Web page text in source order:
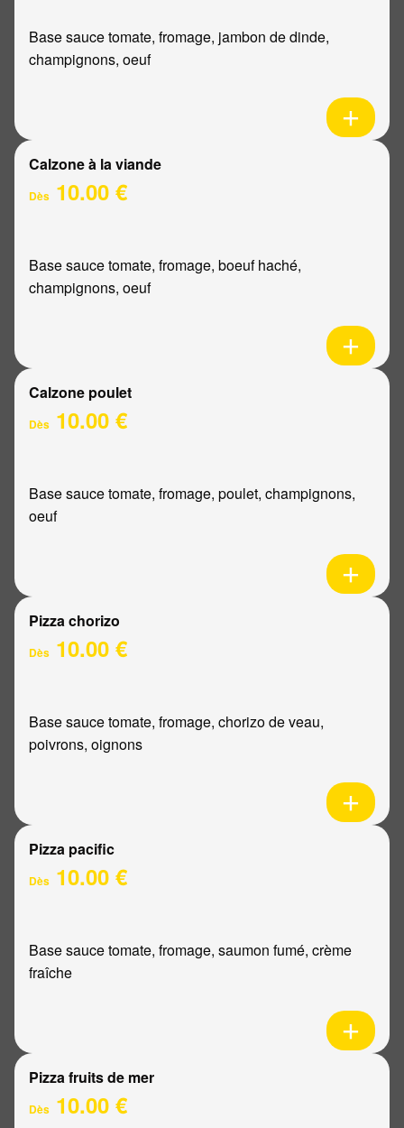
Base sauce tomate, fromage, jambon de dinde,
champignons, oeuf
Calzone à la viande
Dès 10.00 €
Base sauce tomate, fromage, boeuf haché,
champignons, oeuf
Calzone poulet
Dès 10.00 €
Base sauce tomate, fromage, poulet, champignons,
oeuf
Pizza chorizo
Dès 10.00 €
Base sauce tomate, fromage, chorizo de veau,
poivrons, oignons
Pizza pacific
Dès 10.00 €
Base sauce tomate, fromage, saumon fumé, crème
fraîche
Pizza fruits de mer
Dès 10.00 €